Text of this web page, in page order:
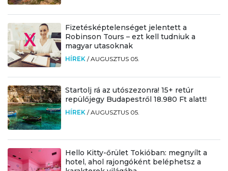
Fizetésképtelenséget jelentett a
Robinson Tours – ezt kell tudniuk a
magyar utasoknak
HÍREK /AUGUSZTUS 05.
Startolj rá az utószezonra! 15+ retúr
repülőjegy Budapestről 18.980 Ft alatt!
HÍREK /AUGUSZTUS 05.
Hello Kitty-őrület Tokióban: megnyílt a
hotel, ahol rajongóként beléphetsz a